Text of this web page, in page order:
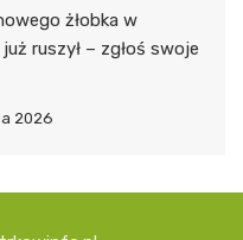
żłobka w
ruszył – zgłoś swoje
2026